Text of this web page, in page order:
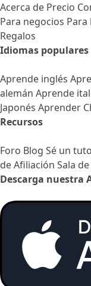
Acerca de Precio
Para negocios Para
Regalos
Idiomas populares
Aprende inglés
alemán Aprende
Japonés Aprender
Recursos
Foro Blog Sé un
de Afiliación Sala
Descarga nuestra